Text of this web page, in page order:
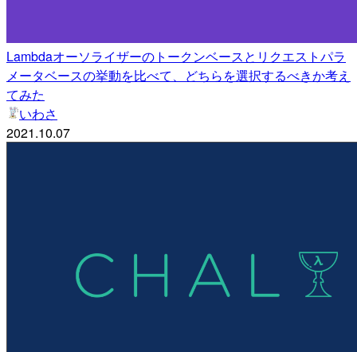
Lambdaオーソライザーのトークンベースとリクエストパラ
メータベースの挙動を比べて、どちらを選択するべきか考え
てみた
いわさ
2021.10.07